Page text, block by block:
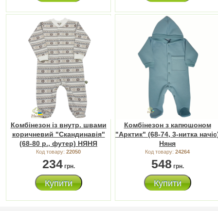
Комбінезон із внутр. швами
коричневий "Скандинавія"
(68-80 р., футер) НЯНЯ
Код товару: 22050
234грн.
Купити
Комбінезон з капюшоном
"Арктик" (68-74, 3-нитка
Няня
Код товару: 24264
548 грн.
Купити